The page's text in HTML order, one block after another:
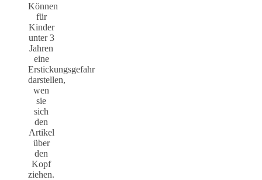
Können
für
Kinder
unter 3
Jahren
eine
Erstickungsgefahr
darstellen,
wen
sie
sich
den
Artikel
über
den
Kopf
ziehen.